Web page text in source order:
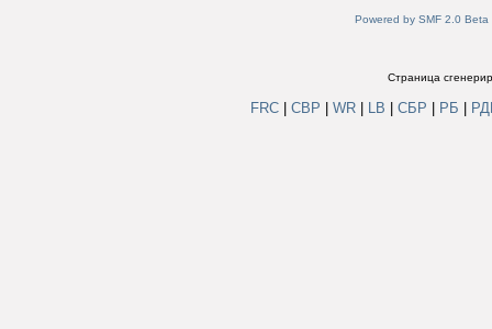
Powered by SMF 2.0 Beta
Страница
FRC СВР WR LB СБР РБ